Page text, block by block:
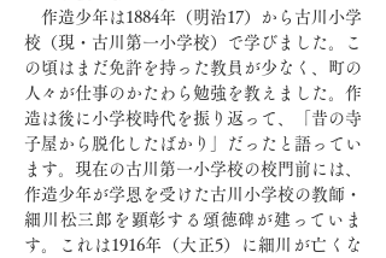
作造少年は1884年（明治17）から古川小学
校（現・古川第一小学校）で学びました。こ
の頃はまだ免許を持った教員が少なく、町の
人々が仕事のかたわら勉強を教えました。作
造は後に小学校時代を振り返って、「昔の寺
子屋から脱化したばかり」だったと語ってい
ます。現在の古川第一小学校の校門前には、
作造少年が学恩を受けた古川小学校の教師・
細川松三郎を顕彰する頌徳碑が建っていま
す。これは1916年（大正5）に細川が亡くな